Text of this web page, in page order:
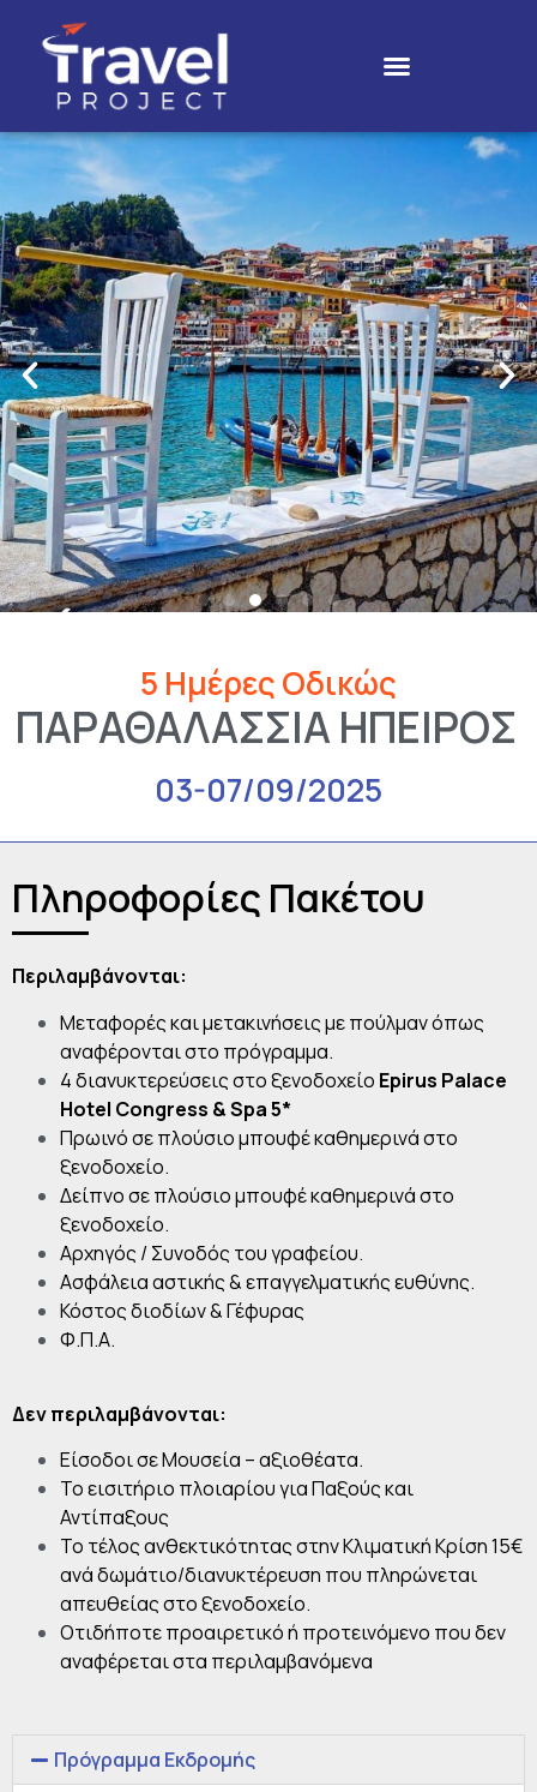
5 Ημέρες Οδικώς
ΠΑΡΑΘΑΛΑΣΣΙΑ ΗΠΕΙΡΟΣ
03-07/09/2025
Πληροφορίες Πακέτου
Περιλαμβάνονται:
Μεταφορές και μετακινήσεις με πούλμαν όπως
αναφέρονται στο πρόγραμμα.
4 διανυκτερεύσεις στο ξενοδοχείο Epirus Palace
Hotel Congress & Spa 5*
Πρωινό σε πλούσιο μπουφέ καθημερινά στο
ξενοδοχείο.
Δείπνο σε πλούσιο μπουφέ καθημερινά στο
ξενοδοχείο.
Αρχηγός / Συνοδός του γραφείου.
Ασφάλεια αστικής & επαγγελματικής ευθύνης.
Κόστος διοδίων & Γέφυρας
Φ.Π.Α.
Δεν περιλαμβάνονται:
Είσοδοι σε Μουσεία – αξιοθέατα.
Το εισιτήριο πλοιαρίου για Παξούς και
Αντίπαξους
Το τέλος ανθεκτικότητας στην Κλιματική Κρίση 15€
ανά δωμάτιο/διανυκτέρευση που πληρώνεται
απευθείας στο ξενοδοχείο.
Οτιδήποτε προαιρετικό ή προτεινόμενο που δεν
αναφέρεται στα περιλαμβανόμενα
Πρόγραμμα Εκδρομής